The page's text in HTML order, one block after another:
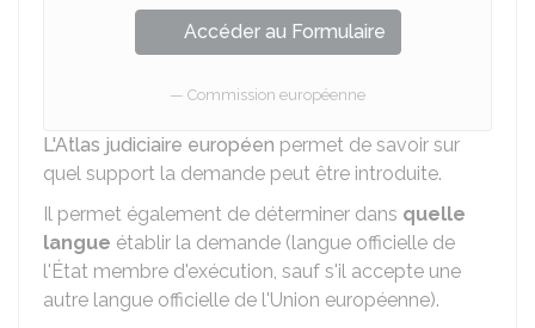
Accéder au Formulaire
Commission européenne
L'Atlas judiciaire européen permet de savoir sur
quel support la demande peut être introduite.
Il permet également de déterminer dans quelle
langue établir la demande (langue officielle de
l'État membre d'exécution, sauf s'il accepte une
autre langue officielle de l'Union européenne).